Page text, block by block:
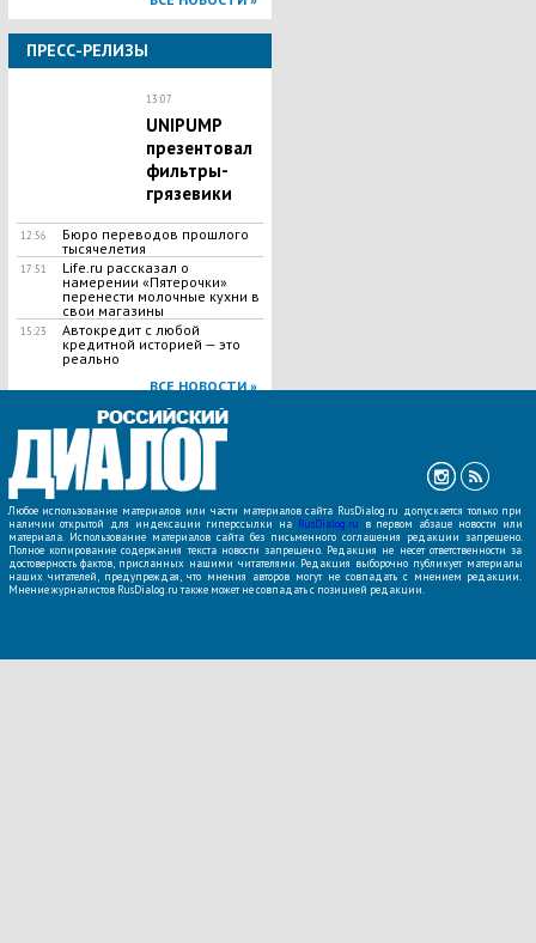
ПРЕСС-РЕЛИЗЫ
13:07
UNIPUMP
презентовал
фильтры-
грязевики
12:56
Бюро переводов прошлого
тысячелетия
17:51
Life.ru рассказал о
намерении «Пятерочки»
перенести молочные кухни в
свои магазины
15:23
Автокредит с любой
кредитной историей — это
реально
ВСЕ НОВОСТИ »
Любое использование материалов или части материалов сайта RusDialog.ru допускается только при
наличии открытой для индексации гиперссылки на RusDialog.ru в первом абзаце новости или
материала. Использование материалов сайта без письменного соглашения редакции запрещено.
Полное копирование содержания текста новости запрещено. Редакция не несет ответственности за
достоверность фактов, присланных нашими читателями. Редакция выборочно публикует материалы
наших читателей, предупреждая, что мнения авторов могут не совпадать с мнением редакции.
Мнение журналистов RusDialog.ru также может не совпадать с позицией редакции.